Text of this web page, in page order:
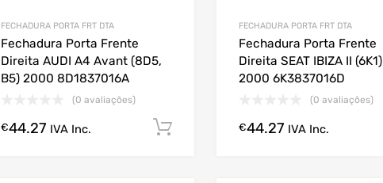
FECHADURA PORTA FRT DTA
Fechadura Porta Frente
Direita AUDI A4 Avant (8D5,
B5) 2000 8D1837016A
(0 avaliações)
€44.27 IVA Inc. Comprar Agora!
FECHADURA PORTA FRT DTA
Fechadura Porta Frente
Direita SEAT IBIZA II (6K1)
2000 6K3837016D
(0 avaliações)
€44.27 IVA Inc.